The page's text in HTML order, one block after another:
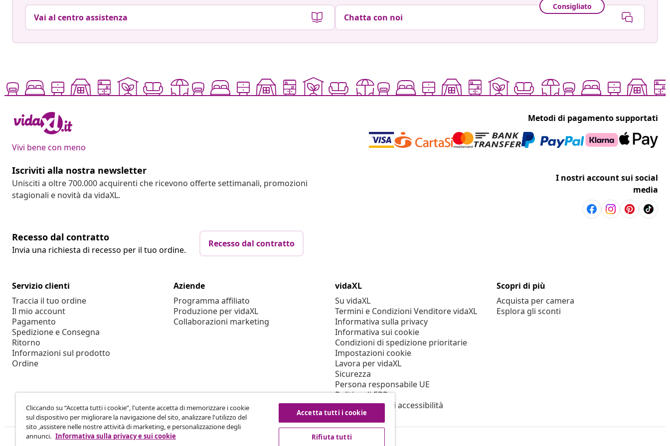
Vai al centro assistenza
Consigliato
Chatta con noi
Vivi bene con meno
Metodi di pagamento supportati
Iscriviti alla nostra newsletter
Unisciti a oltre 700.000 acquirenti che ricevono offerte settimanali, promozioni
stagionali e novità da vidaXL.
I nostri account sui social
media
Recesso dal contratto
Invia una richiesta di recesso per il tuo ordine.
Recesso dal contratto
Servizio clienti
Traccia il tuo ordine
Il mio account
Pagamento
Spedizione e Consegna
Ritorno
Informazioni sul prodotto
Ordine
Aziende
Programma affiliato
Produzione per vidaXL
Collaborazioni marketing
vidaXL
Su vidaXL
Termini e Condizioni Venditore vidaXL
Informativa sulla privacy
Informativa sui cookie
Condizioni di spedizione prioritarie
Impostazioni cookie
Lavora per vidaXL
Sicurezza
Persona responsabile UE
Politica di EPR
Dichiarazione di accessibilità
Scopri di più
Acquista per camera
Esplora gli sconti
Cliccando su “Accetta tutti i cookie”, l'utente accetta di memorizzare i cookie
sul dispositivo per migliorare la navigazione del sito, analizzare l'utilizzo del
sito ,assistere nelle nostre attività di marketing, e personalizzazione degli
annunci. Informativa sulla privacy e sui cookie
Accetta tutti i cookie
Rifiuta tutti